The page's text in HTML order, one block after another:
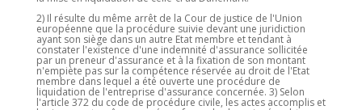
2) Il résulte du même arrêt de la Cour de justice de l'Union
européenne que la procédure suivie devant une juridiction
ayant son siège dans un autre Etat membre et tendant à
constater l'existence d'une indemnité d'assurance sollicitée
par un preneur d'assurance et à la fixation de son montant
n'empiète pas sur la compétence réservée au droit de l'Etat
membre dans lequel a été ouverte une procédure de
liquidation de l'entreprise d'assurance concernée. 3) Selon
l'article 372 du code de procédure civile, les actes accomplis et